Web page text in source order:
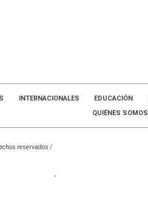
INTERNACIONALES EDUCACIÓN
QUIÉNES SOMOS
reservados /